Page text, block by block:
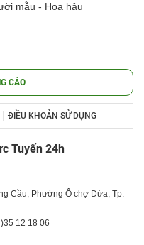
mẫu - Hoa hậu
CÁO
ĐIỀU KHOẢN SỬ DỤNG
Tuyến 24h
Cầu, Phường Ô chợ Dừa, Tp.
35 12 18 06